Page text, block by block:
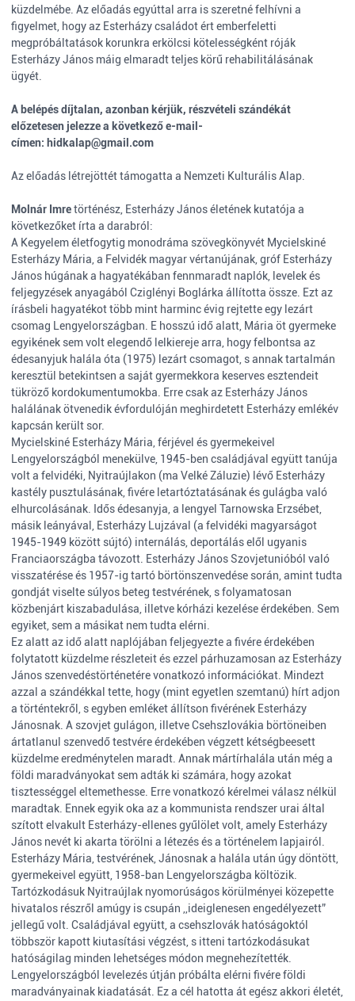
küzdelmébe. Az előadás egyúttal arra is szeretné felhívni a
figyelmet, hogy az Esterházy családot ért emberfeletti
megpróbáltatások korunkra erkölcsi kötelességként róják
Esterházy János máig elmaradt teljes körű rehabilitálásának
ügyét.
A belépés díjtalan, azonban kérjük, részvételi szándékát
előzetesen jelezze a következő e-mail-
címen: hidkalap@gmail.com
Az előadás létrejöttét támogatta a Nemzeti Kulturális Alap.
Molnár Imretörténész, Esterházy János életének kutatója a
következőket írta a darabról:
A Kegyelem életfogytig monodráma szövegkönyvét Mycielskiné
Esterházy Mária, a Felvidék magyar vértanújának, gróf Esterházy
János húgának a hagyatékában fennmaradt naplók, levelek és
feljegyzések anyagából Cziglényi Boglárka állította össze. Ezt az
írásbeli hagyatékot több mint harminc évig rejtette egy lezárt
csomag Lengyelországban. E hosszú idő alatt, Mária öt gyermeke
egyikének sem volt elegendő lelkiereje arra, hogy felbontsa az
édesanyjuk halála óta (1975) lezárt csomagot, s annak tartalmán
keresztül betekintsen a saját gyermekkora keserves esztendeit
tükröző kordokumentumokba. Erre csak az Esterházy János
halálának ötvenedik évfordulóján meghirdetett Esterházy emlékév
kapcsán került sor.
Mycielskiné Esterházy Mária, férjével és gyermekeivel
Lengyelországból menekülve, 1945-ben családjával együtt tanúja
volt a felvidéki, Nyitraújlakon (ma Velké Záluzie) lévő Esterházy
kastély pusztulásának, fivére letartóztatásának és gulágba való
elhurcolásának. Idős édesanyja, a lengyel Tarnowska Erzsébet,
másik leányával, Esterházy Lujzával (a felvidéki magyarságot
1945-1949 között sújtó) internálás, deportálás elől ugyanis
Franciaországba távozott. Esterházy János Szovjetunióból való
visszatérése és 1957-ig tartó börtönszenvedése során, amint tudta
gondját viselte súlyos beteg testvérének, s folyamatosan
közbenjárt kiszabadulása, illetve kórházi kezelése érdekében. Sem
egyiket, sem a másikat nem tudta elérni.
Ez alatt az idő alatt naplójában feljegyezte a fivére érdekében
folytatott küzdelme részleteit és ezzel párhuzamosan az Esterházy
János szenvedéstörténetére vonatkozó információkat. Mindezt
azzal a szándékkal tette, hogy (mint egyetlen szemtanú) hírt adjon
a történtekről, s egyben emléket állítson fivérének Esterházy
Jánosnak. A szovjet gulágon, illetve Csehszlovákia börtöneiben
ártatlanul szenvedő testvére érdekében végzett kétségbeesett
küzdelme eredménytelen maradt. Annak mártírhalála után még a
földi maradványokat sem adták ki számára, hogy azokat
tisztességgel eltemethesse. Erre vonatkozó kérelmei válasz nélkül
maradtak. Ennek egyik oka az a kommunista rendszer urai által
szított elvakult Esterházy-ellenes gyűlölet volt, amely Esterházy
János nevét ki akarta törölni a létezés és a történelem lapjairól.
Esterházy Mária, testvérének, Jánosnak a halála után úgy döntött,
gyermekeivel együtt, 1958-ban Lengyelországba költözik.
Tartózkodásuk Nyitraújlak nyomorúságos körülményei közepette
hivatalos részről amúgy is csupán ,,ideiglenesen engedélyezett”
jellegű volt. Családjával együtt, a csehszlovák hatóságoktól
többször kapott kiutasítási végzést, s itteni tartózkodásukat
hatóságilag minden lehetséges módon megnehezítették.
Lengyelországból levelezés útján próbálta elérni fivére földi
maradványainak kiadatását. Ez a cél hatotta át egész akkori életét,